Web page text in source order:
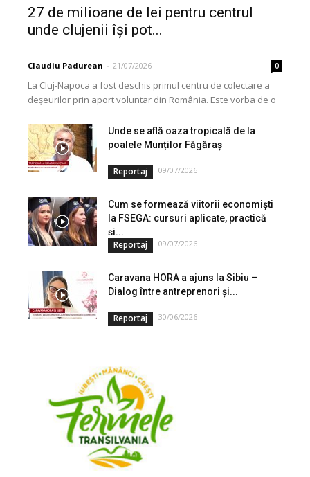
27 de milioane de lei pentru centrul
unde clujenii își pot...
Claudiu Padurean - 21/07/2026 0
La Cluj-Napoca a fost deschis primul centru de colectare a
deșeurilor prin aport voluntar din România. Este vorba de o
Unde se află oaza tropicală de la
poalele Munților Făgăraș
Reportaj 09/07/2026
Cum se formează viitorii economiști
la FSEGA: cursuri aplicate, practică
și...
Reportaj 09/07/2026
Caravana HORA a ajuns la Sibiu –
Dialog între antreprenori și...
Reportaj 30/06/2026